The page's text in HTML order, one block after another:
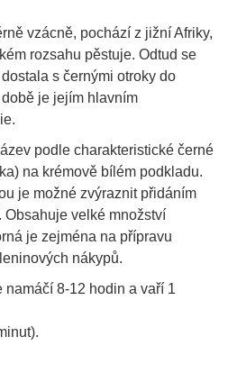
vzácně, pochází z jižní Afriky,
rozsahu pěstuje. Odtud se
s černými otroky do
je jejím hlavním
podle charakteristické černé
na krémově bílém podkladu.
je možné zvýraznit přidáním
Obsahuje velké množství
je zejména na přípravu
nákypů.
namáčí 8-12 hodin a vaří 1